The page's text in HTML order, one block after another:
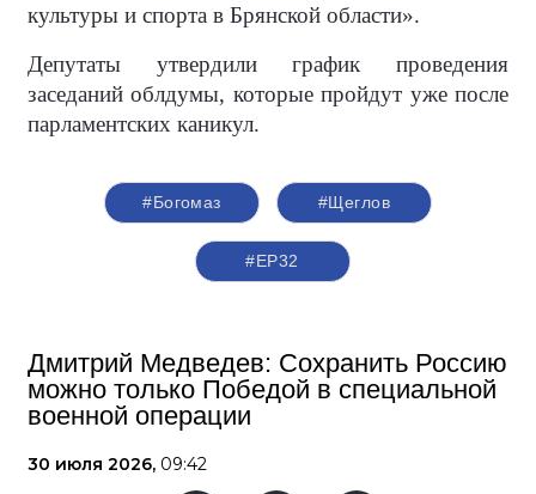
культуры и спорта в Брянской области».
Депутаты утвердили график проведения
заседаний облдумы, которые пройдут уже после
парламентских каникул.
#Богомаз #Щеглов
#ЕР32
Дмитрий Медведев: Сохранить Россию
можно только Победой в специальной
военной операции
30 июля 2026, 09:42